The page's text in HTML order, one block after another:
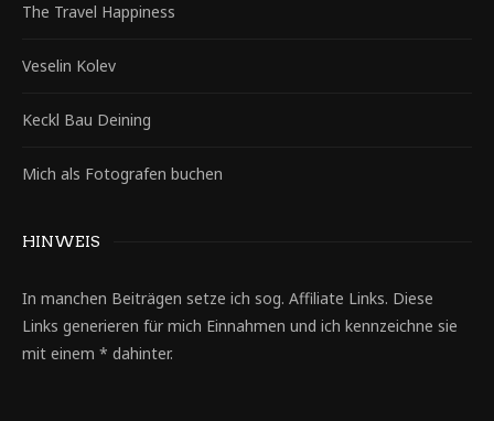
The Travel Happiness
Veselin Kolev
Keckl Bau Deining
Mich als Fotografen buchen
HINWEIS
In manchen Beiträgen setze ich sog. Affiliate Links. Diese
Links generieren für mich Einnahmen und ich kennzeichne sie
mit einem * dahinter.